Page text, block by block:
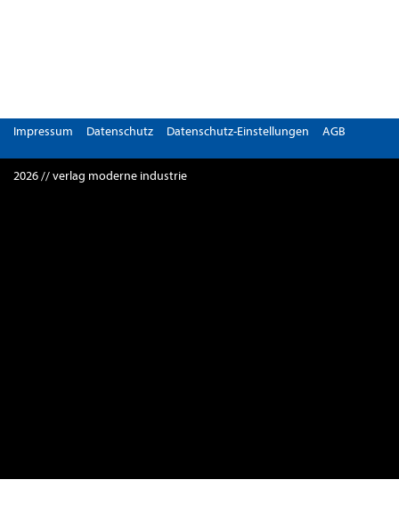
Impressum Datenschutz Datenschutz-Einstellungen AGB
2026 // verlag moderne industrie